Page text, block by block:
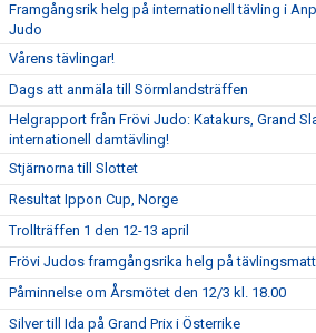
Framgångsrik helg på internationell tävling i
Judo
Vårens tävlingar!
Dags att anmäla till Sörmlandsträffen
Helgrapport från Frövi Judo: Katakurs, Grand
internationell damtävling!
Stjärnorna till Slottet
Resultat Ippon Cup, Norge
Trollträffen 1 den 12-13 april
Frövi Judos framgångsrika helg på
Påminnelse om Årsmötet den 12/3 kl. 18.00
Silver till Ida på Grand Prix i Österrike